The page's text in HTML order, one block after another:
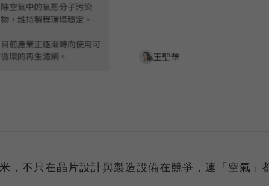
王聖華
，不只在晶片設計與製造設備在競爭，連「空氣」